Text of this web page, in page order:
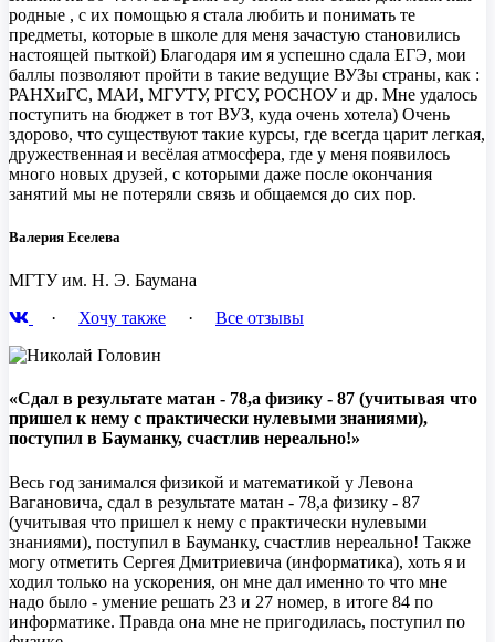
родные , с их помощью я стала любить и понимать те
предметы, которые в школе для меня зачастую становились
настоящей пыткой) Благодаря им я успешно сдала ЕГЭ, мои
баллы позволяют пройти в такие ведущие ВУЗы страны, как :
РАНХиГС, МАИ, МГУТУ, РГСУ, РОСНОУ и др. Мне удалось
поступить на бюджет в тот ВУЗ, куда очень хотела) Очень
здорово, что существуют такие курсы, где всегда царит легкая,
дружественная и весёлая атмосфера, где у меня появилось
много новых друзей, с которыми даже после окончания
занятий мы не потеряли связь и общаемся до сих пор.
Валерия Еселева
МГТУ им. Н. Э. Баумана
· Хочу также · Все отзывы
«Сдал в результате матан - 78,а физику - 87 (учитывая что
пришел к нему с практически нулевыми знаниями),
поступил в Бауманку, счастлив нереально!»
Весь год занимался физикой и математикой у Левона
Вагановича, сдал в результате матан - 78,а физику - 87
(учитывая что пришел к нему с практически нулевыми
знаниями), поступил в Бауманку, счастлив нереально! Также
могу отметить Сергея Дмитриевича (информатика), хоть я и
ходил только на ускорения, он мне дал именно то что мне
надо было - умение решать 23 и 27 номер, в итоге 84 по
информатике. Правда она мне не пригодилась, поступил по